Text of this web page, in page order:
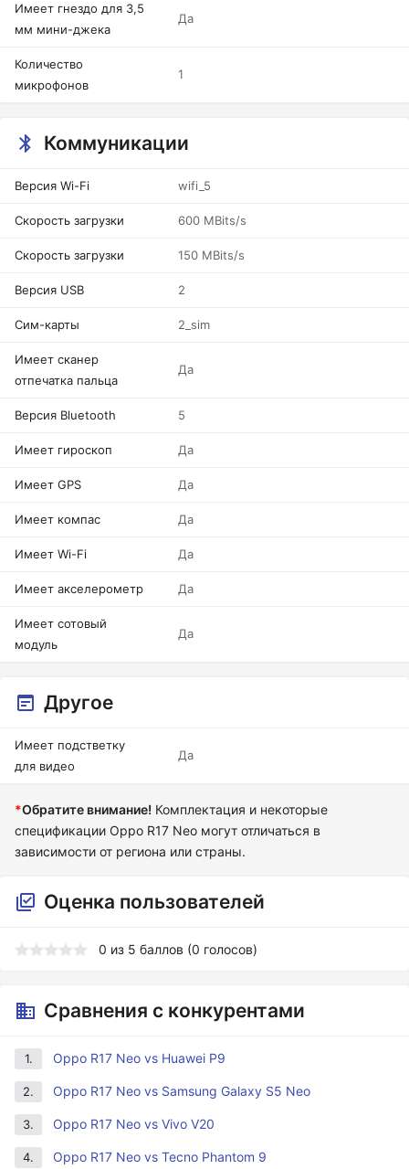
Имеет гнездо для 3,5
мм мини-джека
Да
Количество
микрофонов
1
Коммуникации
Версия Wi-Fi wifi_5
Скорость загрузки 600 MBits/s
Скорость загрузки 150 MBits/s
Версия USB 2
Сим-карты 2_sim
Имеет сканер
отпечатка пальца
Да
Версия Bluetooth 5
Имеет гироскоп Да
Имеет GPS Да
Имеет компас Да
Имеет Wi-Fi Да
Имеет акселерометр Да
Имеет сотовый
модуль
Да
Другое
Имеет подстветку
для видео
Да
*Обратите внимание! Комплектация и некоторые
спецификации Oppo R17 Neo могут отличаться в
зависимости от региона или страны.
Оценка пользователей
0 из 5 баллов (0 голосов)
Сравнения с конкурентами
1. Oppo R17 Neo vs Huawei P9
2. Oppo R17 Neo vs Samsung Galaxy S5 Neo
3. Oppo R17 Neo vs Vivo V20
4. Oppo R17 Neo vs Tecno Phantom 9